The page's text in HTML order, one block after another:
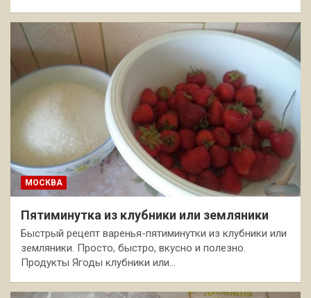
МОСКВА
Пятиминутка из клубники или земляники
Быстрый рецепт варенья-пятиминутки из клубники или
земляники. Просто, быстро, вкусно и полезно.
Продукты Ягоды клубники или…